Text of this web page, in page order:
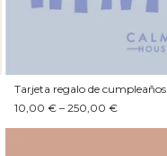
Tarjeta regalo de cumpleaños
10,00 € – 250,00 €